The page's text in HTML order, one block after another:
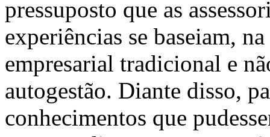
pressuposto que as
experiências se baseiam,
empresarial tradicional e
autogestão. Diante disso,
conhecimentos que